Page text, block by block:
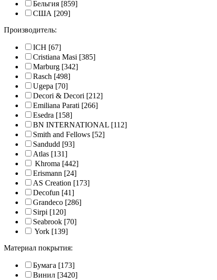
Бельгия [859]
США [209]
Производитель:
ICH [67]
Cristiana Masi [385]
Marburg [342]
Rasch [498]
Ugepa [70]
Decori & Decori [212]
Emiliana Parati [266]
Esedra [158]
BN INTERNATIONAL [112]
Smith and Fellows [52]
Sandudd [93]
Atlas [131]
Khroma [442]
Erismann [24]
AS Creation [173]
Decofun [41]
Grandeco [286]
Sirpi [120]
Seabrook [70]
York [139]
Материал покрытия:
Бумага [173]
Винил [3420]